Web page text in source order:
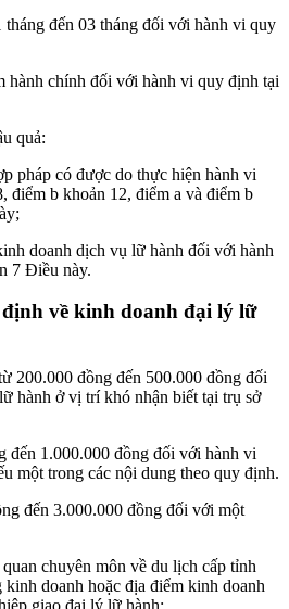
đến 03 tháng đối với hành vi quy
hành chính đối với hành vi quy định tại
quả:
pháp có được do thực hiện hành vi
điểm b khoản 12, điểm a và điểm b
doanh dịch vụ lữ hành đối với hành
7 Điều này.
về kinh doanh đại lý lữ
200.000 đồng đến 500.000 đồng đối
hành ở vị trí khó nhận biết tại trụ sở
đến 1.000.000 đồng đối với hành vi
một trong các nội dung theo quy định.
đến 3.000.000 đồng đối với một
chuyên môn về du lịch cấp tỉnh
doanh hoặc địa điểm kinh doanh
giao đại lý lữ hành;